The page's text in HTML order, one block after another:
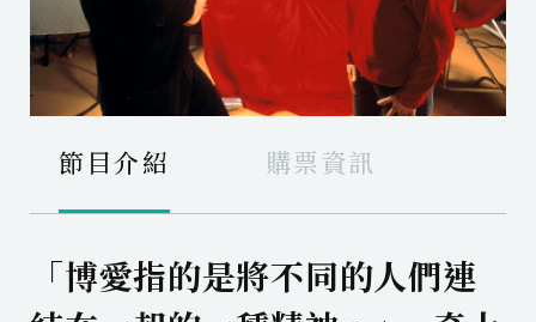
節目介紹 購票資訊
「博愛指的是將不同的人們連